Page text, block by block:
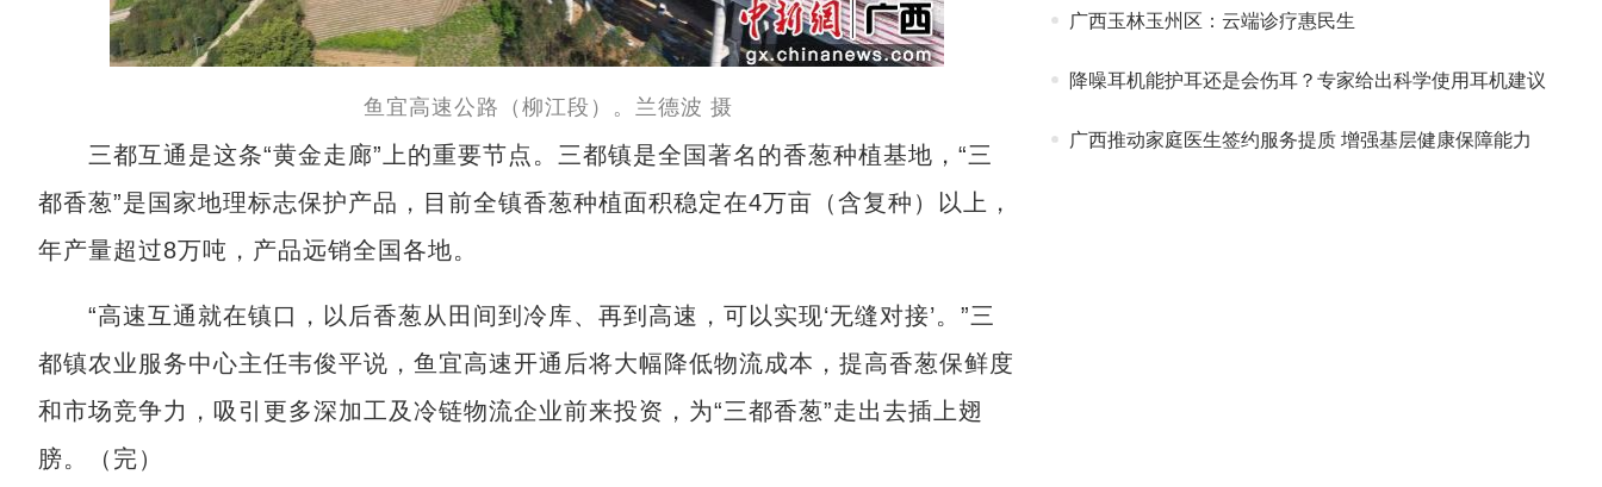
鱼宜高速公路（柳江段）。兰德波 摄
三都互通是这条“黄金走廊”上的重要节点。三都镇是全国著名的香葱种植基地，“三
都香葱”是国家地理标志保护产品，目前全镇香葱种植面积稳定在4万亩（含复种）以上，
年产量超过8万吨，产品远销全国各地。
“高速互通就在镇口，以后香葱从田间到冷库、再到高速，可以实现‘无缝对接’。”三
都镇农业服务中心主任韦俊平说，鱼宜高速开通后将大幅降低物流成本，提高香葱保鲜度
和市场竞争力，吸引更多深加工及冷链物流企业前来投资，为“三都香葱”走出去插上翅
膀。（完）
广西玉林玉州区：云端诊疗惠民生
降噪耳机能护耳还是会伤耳？专家给出科学使用耳机建议
广西推动家庭医生签约服务提质 增强基层健康保障能力